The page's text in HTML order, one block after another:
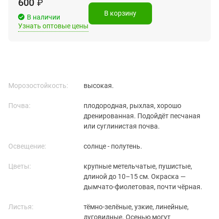
₽
В наличии
Узнать оптовые цены
В корзину
Морозостойкость: высокая.
Почва:
плодородная, рыхлая, хорошо
дренированная. Подойдёт песчаная
или суглинистая почва.
Освещение: солнце - полутень.
Цветы:
крупные метельчатые, пушистые,
длиной до 10–15 см. Окраска —
дымчато-фиолетовая, почти чёрная.
Листья:
тёмно-зелёные, узкие, линейные,
дуговидные. Осенью могут